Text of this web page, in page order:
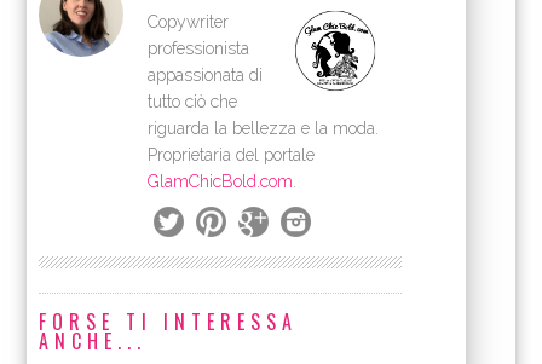
Copywriter
professionista
appassionata di
tutto ciò che
riguarda la bellezza e la moda.
Proprietaria del portale
GlamChicBold.com
FORSE TI INTERESSA
ANCHE...